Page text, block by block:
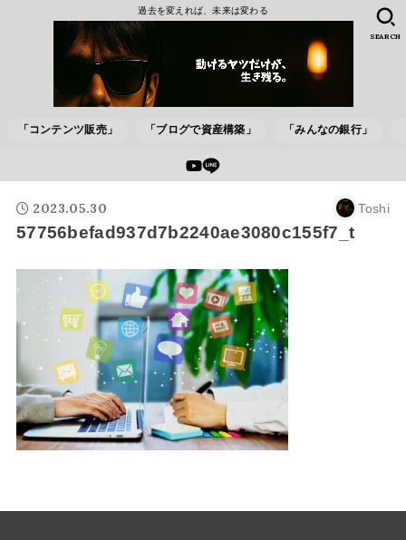
過去を変えれば、未来は変わる
「コンテンツ販売」 「ブログで資産構築」 「みんなの銀行」
SEARCH
2023.05.30 Toshi
57756befad937d7b2240ae3080c155f7_t